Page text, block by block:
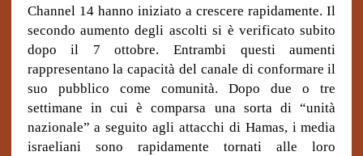
Channel 14 hanno iniziato a crescere rapidamente. Il
secondo aumento degli ascolti si è verificato subito
dopo il 7 ottobre. Entrambi questi aumenti
rappresentano la capacità del canale di conformare il
suo pubblico come comunità. Dopo due o tre
settimane in cui è comparsa una sorta di “unità
nazionale” a seguito agli attacchi di Hamas, i media
israeliani sono rapidamente tornati alle loro